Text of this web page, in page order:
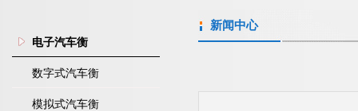
电子汽车衡
数字式汽车衡
模拟式汽车衡
新闻中心